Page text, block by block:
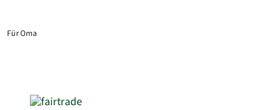
Für Oma